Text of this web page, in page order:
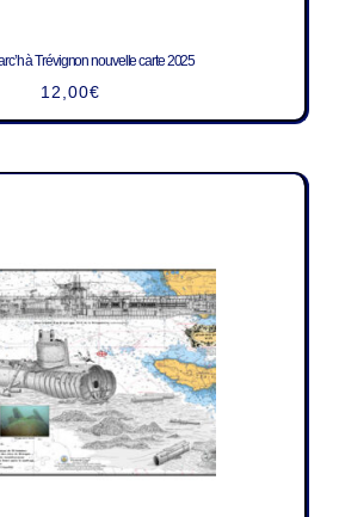
à Trévignon nouvelle carte 2025
12,00€